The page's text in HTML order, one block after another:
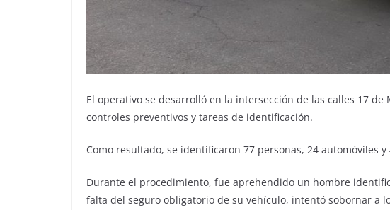
El operativo se desarrolló en la intersección de las calles 17 de
controles preventivos y tareas de identificación.
Como resultado, se identificaron 77 personas, 24 automóviles y
Durante el procedimiento, fue aprehendido un hombre
falta del seguro obligatorio de su vehículo, intentó sobornar a